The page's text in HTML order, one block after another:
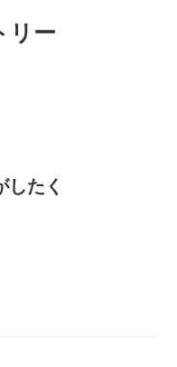
リー
したく